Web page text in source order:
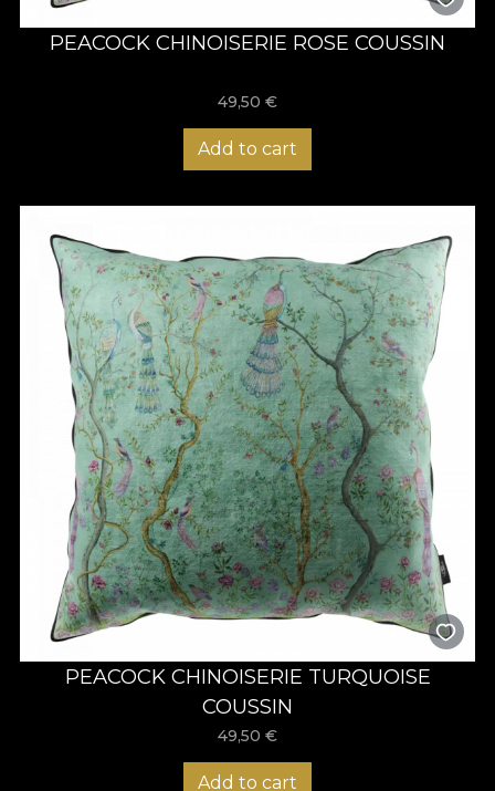
PEACOCK CHINOISERIE ROSE COUSSIN
49,50 €
Add to cart
PEACOCK CHINOISERIE TURQUOISE
COUSSIN
49,50 €
Add to cart